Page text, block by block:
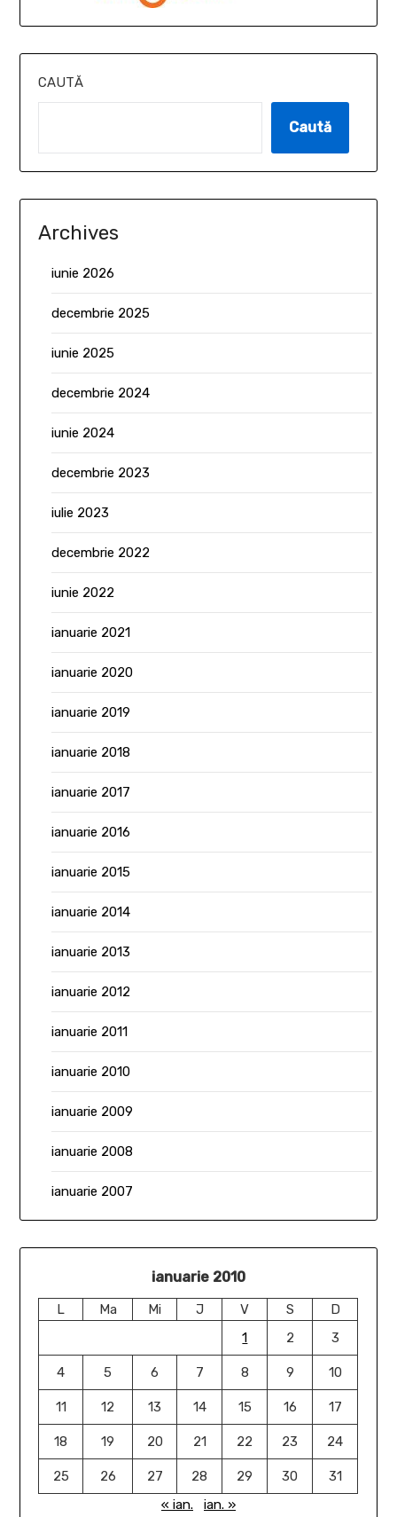
CAUTĂ
Caută
Archives
iunie 2026
decembrie 2025
iunie 2025
decembrie 2024
iunie 2024
decembrie 2023
iulie 2023
decembrie 2022
iunie 2022
ianuarie 2021
ianuarie 2020
ianuarie 2019
ianuarie 2018
ianuarie 2017
ianuarie 2016
ianuarie 2015
ianuarie 2014
ianuarie 2013
ianuarie 2012
ianuarie 2011
ianuarie 2010
ianuarie 2009
ianuarie 2008
ianuarie 2007
ianuarie 2010
L Ma Mi J V S
D
1
2 3
4 5 6 7 8 9 10
11 12 13 14 15 16 17
18 19 20 21 22 23 24
25 26 27 28 29 30
31
« ian.
ian. »